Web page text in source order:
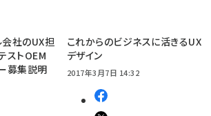
会社のUX担
ストOEM
募集説明
これからのビジネスに活きるUX
デザイン
2017年3月7日 14:32